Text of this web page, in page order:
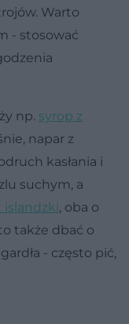
Warto
- stosować
np. syrop z
napar z
kasłania i
suchym, a
islandzki, oba o
także dbać o
- często pić,